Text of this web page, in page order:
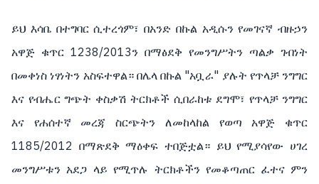
ይህ እሳቤ በተግባር ሲተረጎም፣ በአንድ በኩል አዲሱን የመገናኛ ብዙኃን
አዋጅ ቁጥር 1238/2013ን በማፅደቅ የመንግሥትን ጣልቃ ገብነት
በመቀነስ ነፃነትን አስፍተዋል። በሌላ በኩል "አቧራ" ያሉት የጥላቻ ንግግር
እና የብሔር ግጭት ቀስቃሽ ትርክቶች ሲበራከቱ ደግሞ፣ የጥላቻ ንግግር
እና የሐሰተኛ መረጃ ስርጭትን ለመከላከል የወጣ አዋጅ ቁጥር
1185/2012 በማጽደቅ ማዕቀፍ ተበጅቷል። ይህ የሚያሳየው ሀገረ
መንግሥቱን አደጋ ላይ የሚጥሉ ትርክቶችን የመቆጣጠር ፈተና ምን